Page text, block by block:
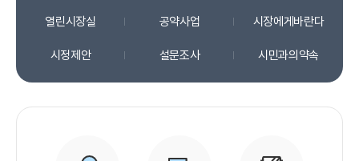
열린시장실 공약사업 시장에게 바란다
시정제안 설문조사 시민과의 약속